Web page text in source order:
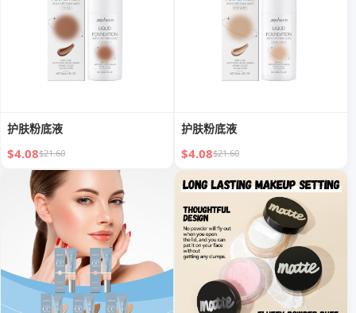
护肤粉底液
$4.08$21.60
护肤粉底液
$4.08$21.60